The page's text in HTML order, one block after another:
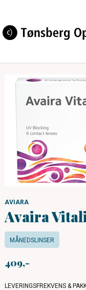
AVIARA
Avaira
MÅNEDSLINSER
409
LEVERINGSFREKVENS &